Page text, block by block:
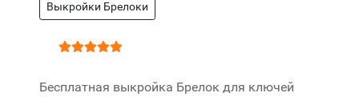
Выкройки Брелоки
Бесплатная выкройка Брелок для ключей